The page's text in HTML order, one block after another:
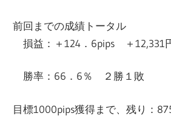
前回までの成績トータル
損益：＋124．6pips ＋12,331
勝率：66．6％ ２勝１敗
目標1000pips獲得まで、残り：